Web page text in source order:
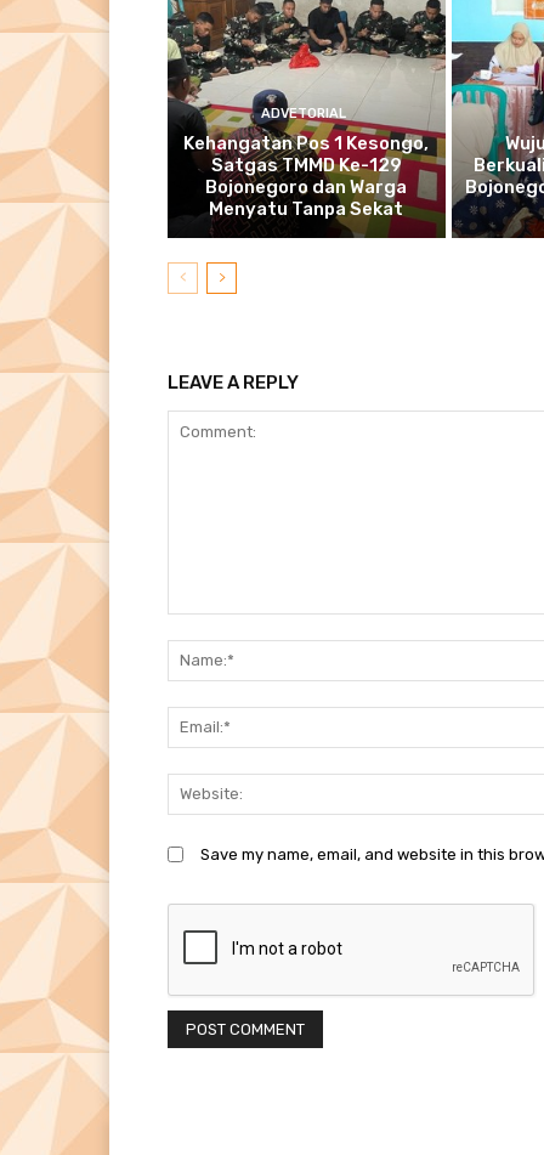
ADVETORIAL
Kehangatan Pos 1 Kesongo,
Satgas TMMD Ke-129
Bojonegoro dan Warga
Menyatu Tanpa Sekat
LEAVE A REPLY
Save my name, email, and website in this